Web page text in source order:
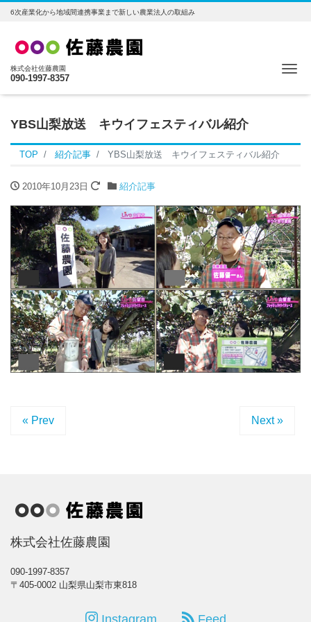
6次産業化から地域間連携事業まで新しい農業法人の取組み
株式会社佐藤農園
090-1997-8357
YBS山梨放送 キウイフェスティバル紹介
TOP 紹介記事 YBS山梨放送 キウイフェスティバル紹介
2010年10月23日 紹介記事
« Prev Next »
株式会社佐藤農園
090-1997-8357
〒405-0002 山梨県山梨市東818